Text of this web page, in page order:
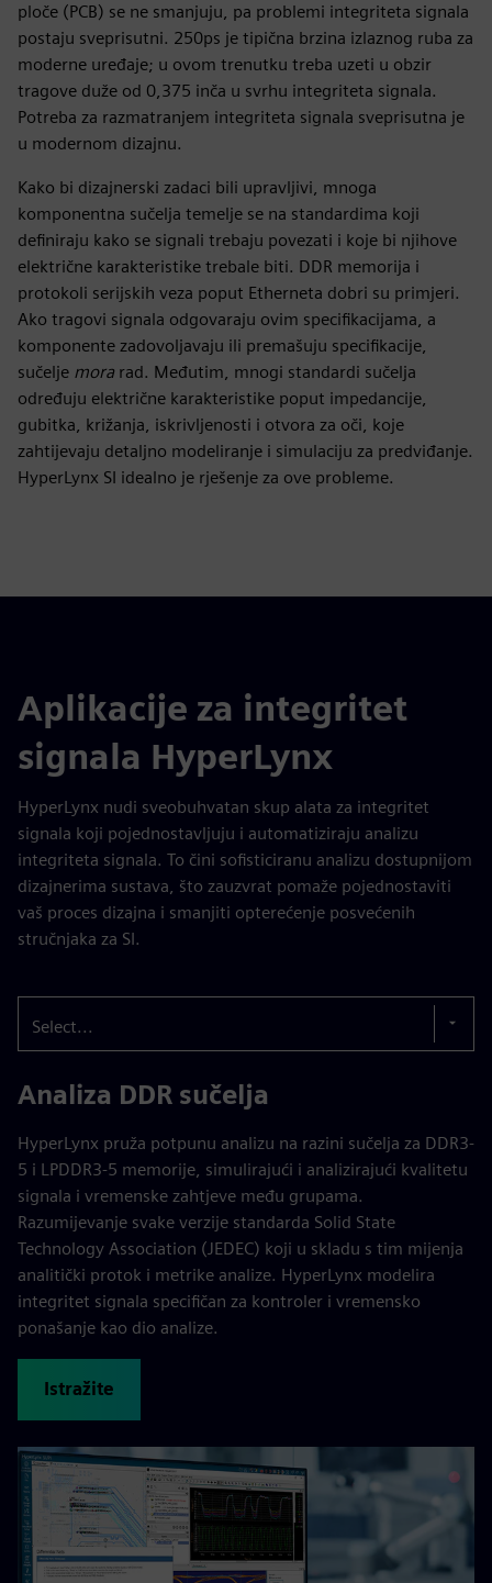
ploče (PCB) se ne smanjuju, pa problemi integriteta signala
postaju sveprisutni. 250ps je tipična brzina izlaznog ruba za
moderne uređaje; u ovom trenutku treba uzeti u obzir
tragove duže od 0,375 inča u svrhu integriteta signala.
Potreba za razmatranjem integriteta signala sveprisutna je
u modernom dizajnu.
Kako bi dizajnerski zadaci bili upravljivi, mnoga
komponentna sučelja temelje se na standardima koji
definiraju kako se signali trebaju povezati i koje bi njihove
električne karakteristike trebale biti. DDR memorija i
protokoli serijskih veza poput Etherneta dobri su primjeri.
Ako tragovi signala odgovaraju ovim specifikacijama, a
komponente zadovoljavaju ili premašuju specifikacije,
sučelje mora rad. Međutim, mnogi standardi sučelja
određuju električne karakteristike poput impedancije,
gubitka, križanja, iskrivljenosti i otvora za oči, koje
zahtijevaju detaljno modeliranje i simulaciju za predviđanje.
HyperLynx SI idealno je rješenje za ove probleme.
Aplikacije za integritet
signala HyperLynx
HyperLynx nudi sveobuhvatan skup alata za integritet
signala koji pojednostavljuju i automatiziraju analizu
integriteta signala. To čini sofisticiranu analizu dostupnijom
dizajnerima sustava, što zauzvrat pomaže pojednostaviti
vaš proces dizajna i smanjiti opterećenje posvećenih
stručnjaka za SI.
Select...
Analiza DDR sučelja
HyperLynx pruža potpunu analizu na razini sučelja za DDR3-
5 i LPDDR3-5 memorije, simulirajući i analizirajući kvalitetu
signala i vremenske zahtjeve među grupama.
Razumijevanje svake verzije standarda Solid State
Technology Association (JEDEC) koji u skladu s tim mijenja
analitički protok i metrike analize. HyperLynx modelira
integritet signala specifičan za kontroler i vremensko
ponašanje kao dio analize.
Istražite